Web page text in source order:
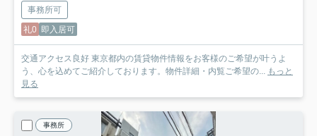
事務所可
礼0 即入居可
交通アクセス良好 東京都内の賃貸物件情報をお客様のご希望が叶うよ
う、心を込めてご紹介しております。物件詳細・内覧ご希望の... もっと
見る
事務所